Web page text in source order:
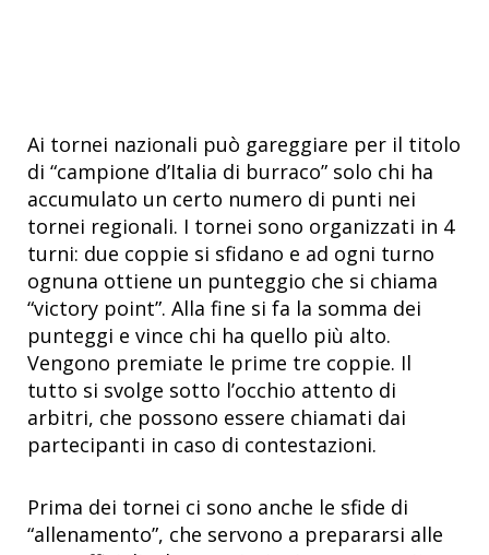
Ai tornei nazionali può gareggiare per il titolo
di “campione d’Italia di burraco” solo chi ha
accumulato un certo numero di punti nei
tornei regionali. I tornei sono organizzati in 4
turni: due coppie si sfidano e ad ogni turno
ognuna ottiene un punteggio che si chiama
“victory point”. Alla fine si fa la somma dei
punteggi e vince chi ha quello più alto.
Vengono premiate le prime tre coppie. Il
tutto si svolge sotto l’occhio attento di
arbitri, che possono essere chiamati dai
partecipanti in caso di contestazioni.
Prima dei tornei ci sono anche le sfide di
“allenamento”, che servono a prepararsi alle